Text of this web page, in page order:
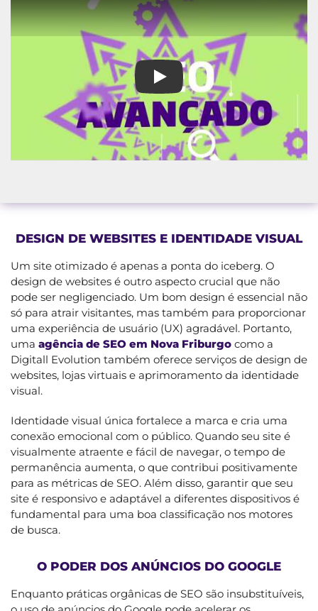
Agência de SEO em Nova
DESIGN DE WEBSITES E IDENTIDADE VISUAL
Um site otimizado é apenas a ponta do iceberg. O
design de websites é outro aspecto crucial que não
pode ser negligenciado. Um bom design é essencial não
só para atrair visitantes, mas também para proporcionar
uma experiência de usuário (UX) agradável. Portanto,
uma agência de SEO em Nova Friburgo como a
Digitall Evolution também oferece serviços de design de
websites, lojas virtuais e aprimoramento da identidade
visual.
Identidade visual única fortalece a marca e cria uma
conexão emocional com o público. Quando seu site é
visualmente atraente e fácil de navegar, o tempo de
permanência aumenta, o que contribui positivamente
para as métricas de SEO. Além disso, garantir que seu
site é responsivo e adaptável a diferentes dispositivos é
fundamental para uma boa classificação nos motores
de busca.
O PODER DOS ANÚNCIOS DO GOOGLE
Enquanto práticas orgânicas de SEO são insubstituíveis,